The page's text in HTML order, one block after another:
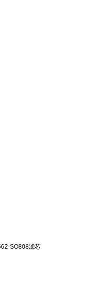
SO808滤芯